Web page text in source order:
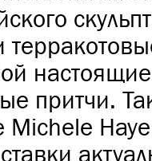
настоящие
притчи.